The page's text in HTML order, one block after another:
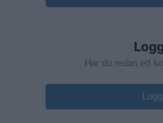
Har du redan ett